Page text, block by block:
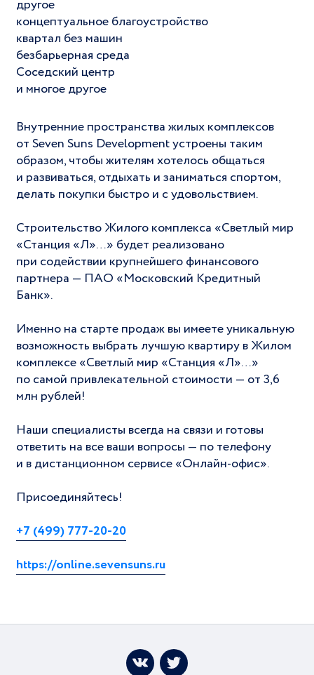
другое
концептуальное благоустройство
квартал без машин
безбарьерная среда
Соседский центр
и многое другое
Внутренние пространства жилых комплексов
от Seven Suns Development устроены таким
образом, чтобы жителям хотелось общаться
и развиваться, отдыхать и заниматься спортом,
делать покупки быстро и с удовольствием.
Строительство Жилого комплекса «Светлый мир
«Станция «Л»…» будет реализовано
при содействии крупнейшего финансового
партнера — ПАО «Московский Кредитный
Банк».
Именно на старте продаж вы имеете уникальную
возможность выбрать лучшую квартиру в Жилом
комплексе «Светлый мир «Станция «Л»…»
по самой привлекательной стоимости — от 3,6
млн рублей!
Наши специалисты всегда на связи и готовы
ответить на все ваши вопросы — по телефону
и в дистанционном сервисе «Онлайн‐офис».
Присоединяйтесь!
+7 (499) 777‐20‐20
https://online.sevensuns.ru